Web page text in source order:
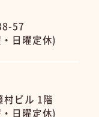
57
日曜定休)
ビル 1階
日曜定休)